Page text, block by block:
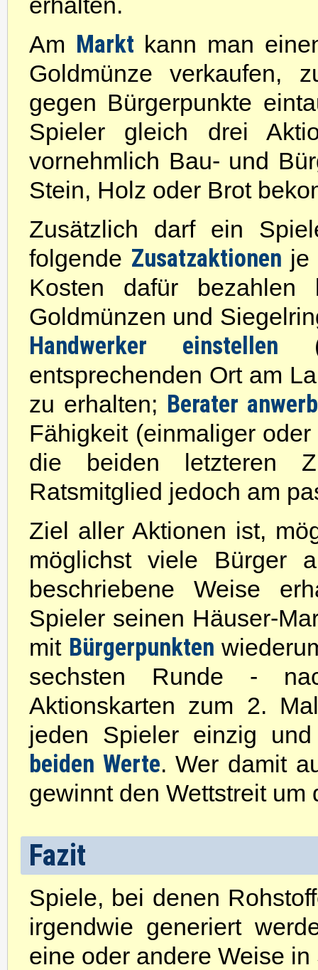
Am Markt kann man
Goldmünze verkaufen,
gegen Bürgerpunkte
Spieler gleich drei
vornehmlich Bau- und
Stein, Holz oder Brot
Zusätzlich darf ein
folgende Zusatzaktionen je
Kosten dafür
Goldmünzen und
Handwerker einstellen
entsprechenden Ort am
zu erhalten; Berater
Fähigkeit (einmaliger
die beiden letzteren
Ratsmitglied jedoch am
Ziel aller Aktionen ist,
möglichst viele Bürger
beschriebene Weise
Spieler seinen Häuser-
mit Bürgerpunkten
sechsten Runde -
Aktionskarten zum 2.
jeden Spieler einzig
beiden Werte. Wer damit
gewinnt den Wettstreit um
Fazit
Spiele, bei denen
irgendwie generiert
eine oder andere Weise